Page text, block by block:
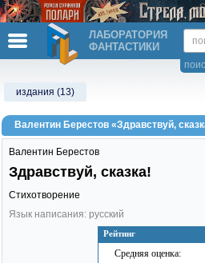
ЛАБОРАТОРИЯ
ФАНТАСТИКИ
издания (13)
Валентин Берестов «Здравствуй,
Рейтинг
Средняя оценка:
Валентин Берестов
Здравствуй, сказка!
Стихотворение
Язык написания: русский